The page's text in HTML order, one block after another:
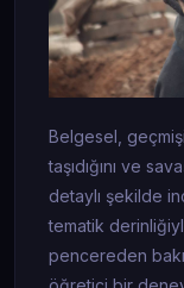
Belgesel,
taşıdığını ve
detaylı şekilde
tematik
pencereden